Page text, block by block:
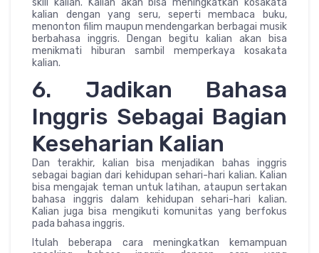
skill kalian. Kalian akan bisa meningkatkan kosakata
kalian dengan yang seru, seperti membaca buku,
menonton filim maupun mendengarkan berbagai musik
berbahasa inggris. Dengan begitu kalian akan bisa
menikmati hiburan sambil memperkaya kosakata
kalian.
6. Jadikan Bahasa
Inggris Sebagai Bagian
Keseharian Kalian
Dan terakhir, kalian bisa menjadikan bahas inggris
sebagai bagian dari kehidupan sehari-hari kalian. Kalian
bisa mengajak teman untuk latihan, ataupun sertakan
bahasa inggris dalam kehidupan sehari-hari kalian.
Kalian juga bisa mengikuti komunitas yang berfokus
pada bahasa inggris.
Itulah beberapa cara meningkatkan kemampuan